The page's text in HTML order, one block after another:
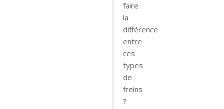
faire
la
différence
entre
ces
types
de
freins
?